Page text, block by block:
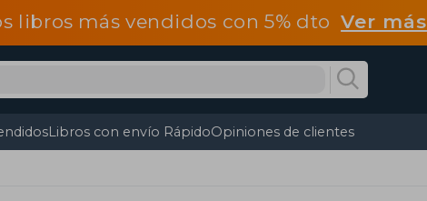
libros más vendidos con 5% dtoVer más
Libros con envío RápidoOpiniones de clientes